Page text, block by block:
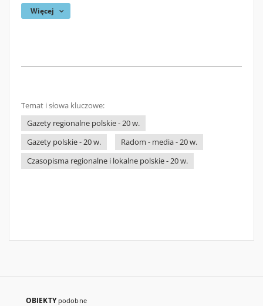
Więcej
Temat i słowa kluczowe:
Gazety regionalne polskie - 20 w.
Gazety polskie - 20 w.
Radom - media - 20 w.
Czasopisma regionalne i lokalne polskie - 20 w.
OBIEKTY podobne